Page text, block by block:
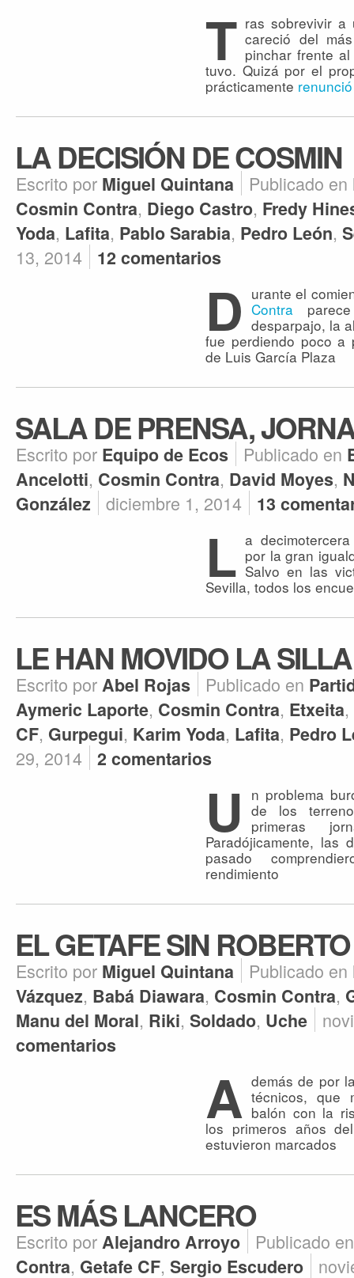
T ras sobrevivir
careció del
pinchar frente
tuvo. Quizá por el
prácticamente
LA DECISIÓN DE COSMIN
Escrito por Miguel Quintana Publicado en
Cosmin Contra, Diego Castro, Fredy
Yoda, Lafita, Pablo Sarabia, Pedro León,
13, 2014
12 comentarios
D urante el
Contra
desparpajo, la
fue perdiendo poco a
de Luis García Plaza
SALA DE PRENSA,
Escrito por Equipo de Ecos Publicado en
Ancelotti, Cosmin Contra, David Moyes,
González
diciembre 1, 2014 13
L a
por la gran
Salvo en las
Sevilla, todos los
LE HAN MOVIDO LA SILLA
Escrito porAbel Rojas Publicado en
Aymeric Laporte, Cosmin Contra, Etxeita,
CF, Gurpegui, Karim Yoda, Lafita, Pedro
29, 2014
2 comentarios
U n problema
de los
primeras
Paradójicamente, las
pasado
rendimiento
EL GETAFE SIN
Escrito por Miguel Quintana Publicado en
Vázquez, Babá Diawara, Cosmin Contra,
Manu del Moral, Riki, Soldado, Uche
comentarios
A demás de por
técnicos, que
balón con la
los primeros años
estuvieron marcados
ES MÁS LANCERO
Escrito porAlejandro Arroyo
Publicado
Contra, Getafe CF, Sergio Escudero